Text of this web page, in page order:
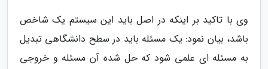
وی با تاکید بر اینکه در اصل باید این سیستم یک شاخص
باشد، بیان نمود: یک مسئله باید در سطح دانشگاهی تبدیل
به مسئله ای علمی شود که حل شده آن مسئله و خروجی